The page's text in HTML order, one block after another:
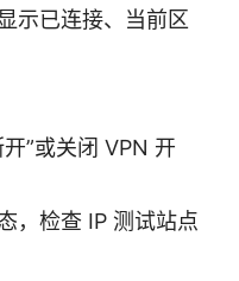
示已连接、当前区
”或关闭 VPN 开
，检查 IP 测试站点